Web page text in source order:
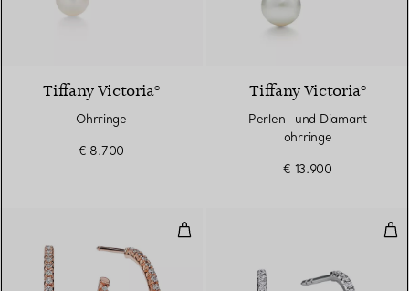
Tiffany Victoria®
Ohrringe
€ 8.700
Tiffany Victoria®
Perlen- und Diamant
ohrringe
€ 13.900
Creolen in Roségold mit